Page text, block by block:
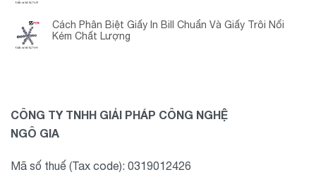
Cách Phân Biệt Giấy In Bill Chuẩn Và Giấy Trôi Nổi
Kém Chất Lượng
CÔNG TY TNHH GIẢI PHÁP CÔNG NGHỆ
NGÔ GIA
Mã số thuế (Tax code): 0319012426